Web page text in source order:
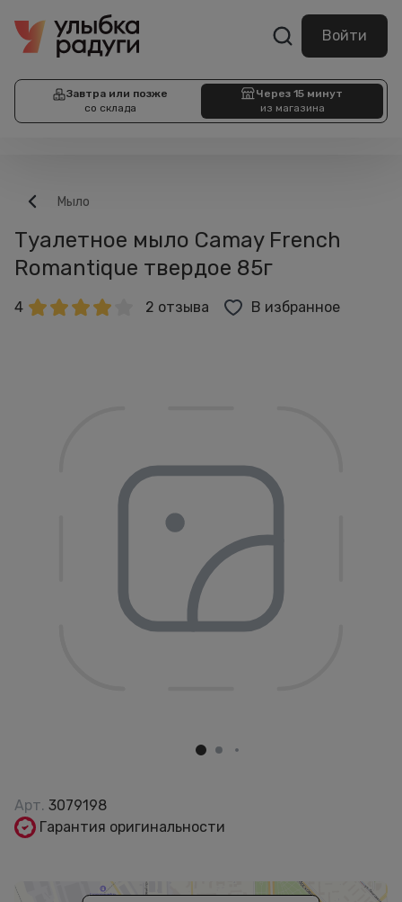
Войти
Завтра или позже
со склада
Через 15 минут
из магазина
Мыло
Туалетное мыло Camay French
Romantique твердое 85г
4 2 отзыва В избранное
Арт. 3079198
Гарантия оригинальности